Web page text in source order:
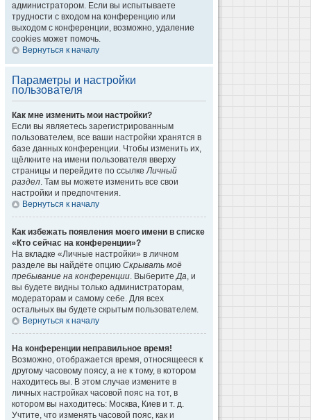
администратором. Если вы испытываете
трудности с входом на конференцию или
выходом с конференции, возможно, удаление
cookies может помочь.
Вернуться к началу
Параметры и настройки
пользователя
Как мне изменить мои настройки?
Если вы являетесь зарегистрированным
пользователем, все ваши настройки хранятся в
базе данных конференции. Чтобы изменить их,
щёлкните на имени пользователя вверху
страницы и перейдите по ссылкеЛичный
раздел. Там вы можете изменить все свои
настройки и предпочтения.
Вернуться к началу
Как избежать появления моего имени в списке
«Кто сейчас на конференции»?
На вкладке «Личные настройки» в личном
разделе вы найдёте опцию Скрывать моё
пребывание на конференции. ВыберитеДа, и
вы будете видны только администраторам,
модераторам и самому себе. Для всех
остальных вы будете скрытым пользователем.
Вернуться к началу
На конференции неправильное время!
Возможно, отображается время, относящееся к
другому часовому поясу, а не к тому, в котором
находитесь вы. В этом случае измените в
личных настройках часовой пояс на тот, в
котором вы находитесь: Москва, Киев и т. д.
Учтите, что изменять часовой пояс, как и